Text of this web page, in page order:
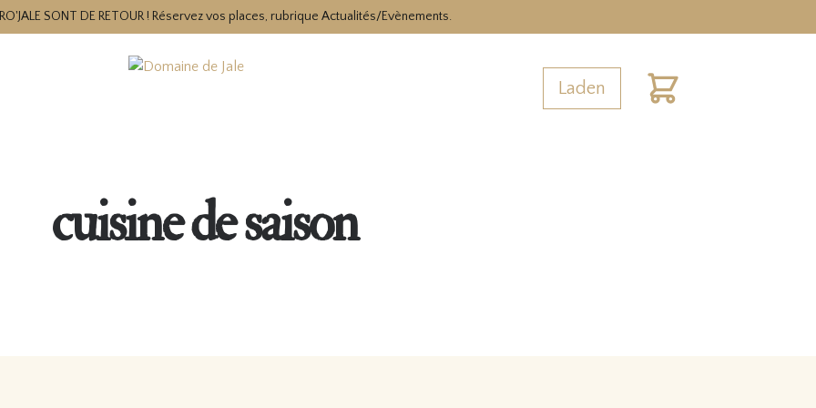
SONT DE RETOUR ! Réservez vos places, rubrique Actualités/Evènements.
Laden
Warenkorb
cuisine de saison